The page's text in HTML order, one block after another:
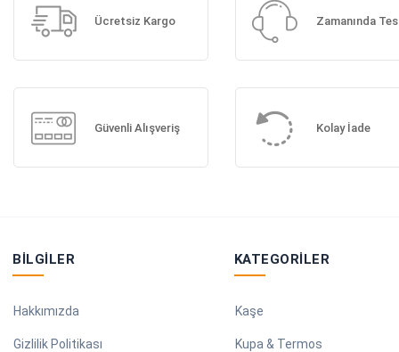
Ücretsiz Kargo Zamanında
Güvenli Alışveriş Kolay İade
BILGILER
Hakkımızda
Gizlilik Politikası
KATEGORILER
Kaşe
Kupa & Termos